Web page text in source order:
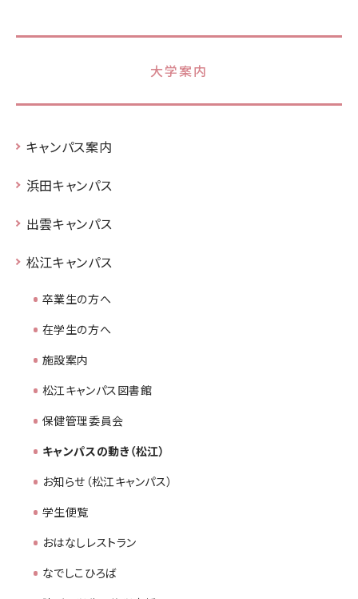
大学案内
キャンパス案内
浜田キャンパス
出雲キャンパス
松江キャンパス
卒業生の方へ
在学生の方へ
施設案内
松江キャンパス図書館
保健管理委員会
キャンパスの動き（松江）
お知らせ（松江キャンパス）
学生便覧
おはなしレストラン
なでしこひろば